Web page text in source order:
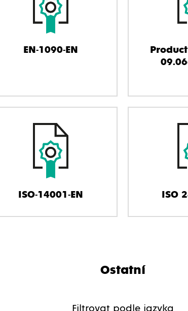
EN-1090-EN
ISO-14001-EN ISO
Ostatní
Filtrovat podle jazyka